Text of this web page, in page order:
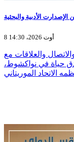
الأدبية والبحثية
8 أوت 2026، 14:30
والعلاقات مع
حياة في نواكشوط،